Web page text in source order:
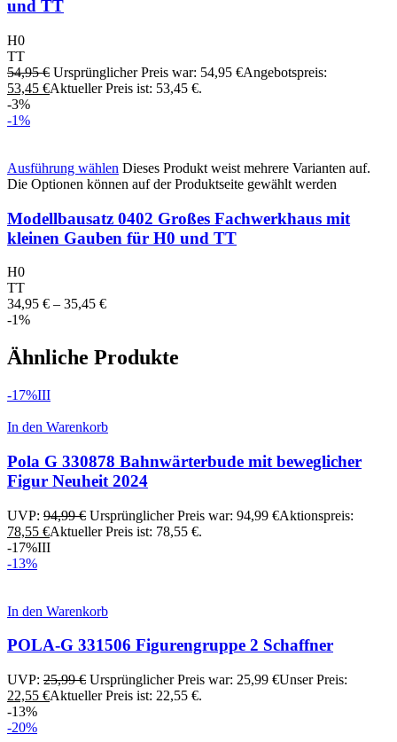
und TT
H0
TT
54,95€ Ursprünglicher Preis war: 54,95 €Angebotspreis:
53,45 €Aktueller Preis ist: 53,45 €.
-3%
-1%
Ausführung wählen Dieses Produkt weist mehrere Varianten auf.
Die Optionen können auf der Produktseite gewählt werden
Modellbausatz 0402 Großes Fachwerkhaus mit
kleinen Gauben für H0 und TT
H0
TT
34,95 € – 35,45 €
-1%
Ähnliche Produkte
-17%III
In den Warenkorb
Pola G 330878 Bahnwärterbude mit beweglicher
Figur Neuheit 2024
UVP: 94,99€ Ursprünglicher Preis war: 94,99 €Aktionspreis:
78,55 €Aktueller Preis ist: 78,55 €.
-17%III
-13%
In den Warenkorb
POLA-G 331506 Figurengruppe 2 Schaffner
UVP: 25,99€ Ursprünglicher Preis war: 25,99 €Unser Preis:
22,55 €Aktueller Preis ist: 22,55 €.
-13%
-20%